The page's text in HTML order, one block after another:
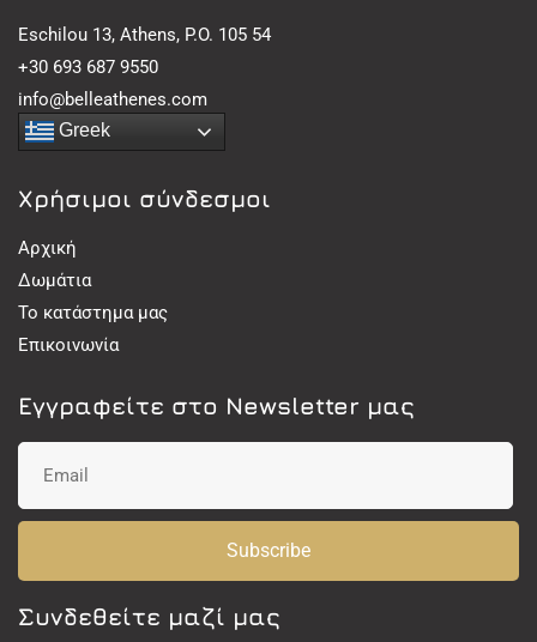
Eschilou 13, Athens, P.O. 105 54
+30 693 687 9550
info@belleathenes.com
Greek
Χρήσιμοι σύνδεσμοι
Αρχική
Δωμάτια
Το κατάστημα μας
Επικοινωνία
Εγγραφείτε στο Newsletter μας
Subscribe
Συνδεθείτε μαζί μας